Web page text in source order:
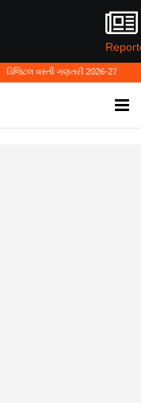
2026-27નો પ્રારંભ, ઘર બેઠા